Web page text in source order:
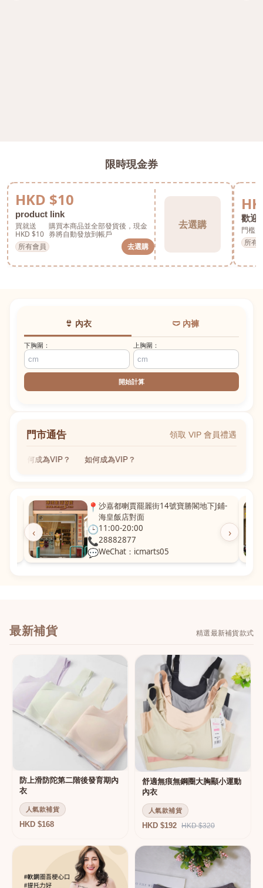
限時現金券
HKD $10
product link
買就送
HKD $10
購買本商品並全部發貨後，現金
券將自動發放到帳戶
所有會員
去選購
去選購
歡迎
門檻
所有
👙 內衣 🩲 內褲
下胸圍： 上胸圍：
開始計算
門市通告 領取 VIP 會員禮遇
如何成為VIP？ 如何成為VIP？
‹ ›
📍 沙嘉都喇賈罷麗街14號寶勝閣地下J鋪-
海皇飯店對面
🕒11:00-20:00
📞28882877
💬WeChat：icmarts05
最新補貨 精選最新補貨款式
防上滑防陀第二階後發育期內
衣
人氣款補貨
HKD $168
舒適無痕無鋼圈大胸顯小運動
內衣
人氣款補貨
HKD $192 HKD $320